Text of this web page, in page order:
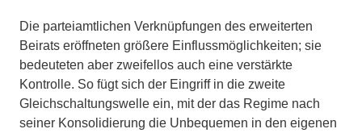
Die parteiamtlichen Verknüpfungen des erweiterten
Beirats eröffneten größere Einflussmöglichkeiten; sie
bedeuteten aber zweifellos auch eine verstärkte
Kontrolle. So fügt sich der Eingriff in die zweite
Gleichschaltungswelle ein, mit der das Regime nach
seiner Konsolidierung die Unbequemen in den eigenen